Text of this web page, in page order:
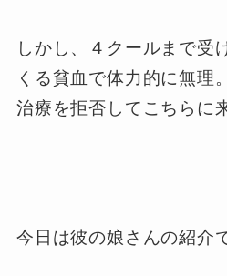
しかし、４クールまで受
くる貧血で体力的に無理
治療を拒否してこちらに
今日は彼の娘さんの紹介